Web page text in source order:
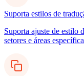
Suporta estilos de
Suporta ajuste de estilo
setores e áreas